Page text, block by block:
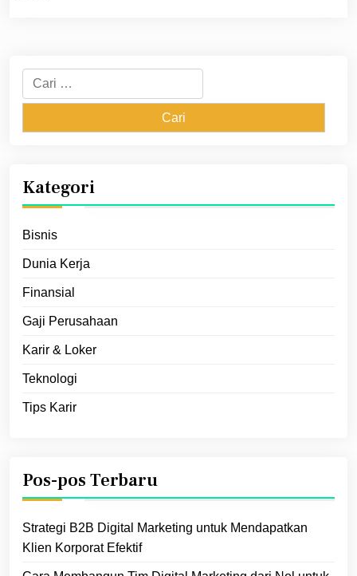
Cari
untuk:
Kategori
Bisnis
Dunia Kerja
Finansial
Gaji Perusahaan
Karir & Loker
Teknologi
Tips Karir
Pos-pos Terbaru
Strategi B2B Digital Marketing untuk Mendapatkan
Klien Korporat Efektif